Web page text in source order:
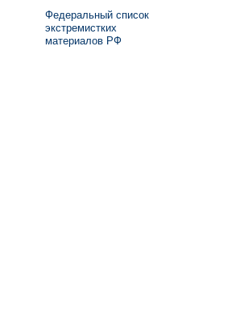
Федеральный список
экстремистких
материалов РФ